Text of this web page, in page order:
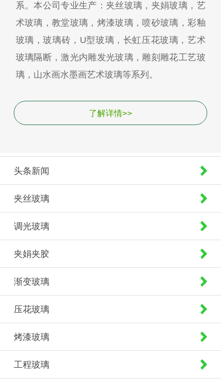
系。本公司专业生产：夹丝玻璃，夹娟玻璃，艺
术玻璃，教堂玻璃，烤漆玻璃，喷砂玻璃，彩釉
玻璃，玻璃砖，U型玻璃，长虹压花玻璃，艺术
玻璃隔断，激光内雕发光玻璃，雕刻雕花工艺玻
璃，山水画水墨画艺术玻璃等系列。
了解详情>>
头条新闻
夹丝玻璃
调光玻璃
夹娟夹胶
渐变玻璃
压花玻璃
烤漆玻璃
工程玻璃